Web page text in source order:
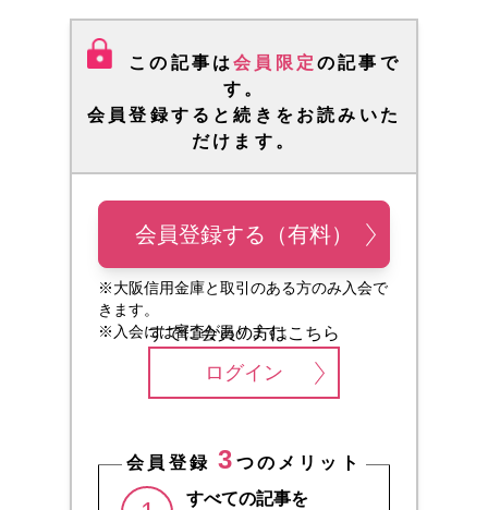
この記事は会員限定の記事で
す。
会員登録すると続きをお読みいた
だけます。
会員登録する（有料）
※大阪信用金庫と取引のある方のみ入会で
きます。
※入会には審査があります。
すでに会員の方はこちら
ログイン
会員登録3 つのメリット
すべての記事を